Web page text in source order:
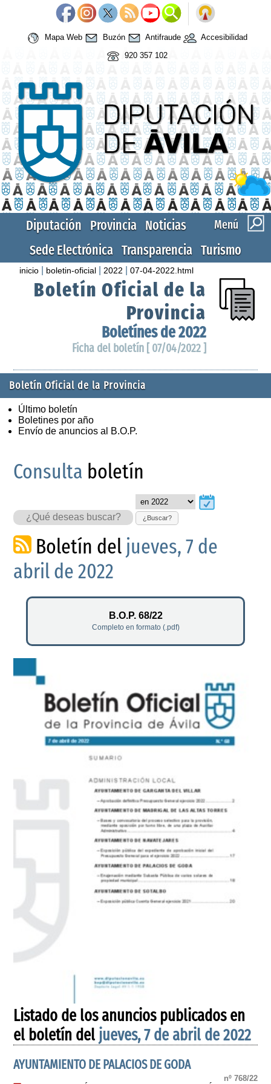
Mapa Web Buzón Antifraude
Accesibilidad
920 357 102
Menú
Diputación Provincia Noticias
Sede Electrónica Transparencia Turismo
inicio boletin-oficial 2022 |07-04-2022.html
Boletín Oficial de la
Provincia
Boletínes de 2022
Ficha del boletín [ 07/04/2022 ]
Boletín Oficial de la Provincia
Último boletín
Boletines por año
Envío de anuncios al B.O.P.
Consulta boletín
¿Buscar?
Boletín del jueves, 7 de
abril de 2022
B.O.P. 68/22
Completo en formato (.pdf)
Listado de los anuncios publicados en
el boletín del jueves, 7 de abril de 2022
AYUNTAMIENTO DE PALACIOS DE GODA
nº 768/22